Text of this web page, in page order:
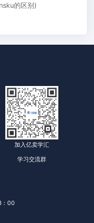
的区别)
加入亿卖学汇
学习交流群
：00